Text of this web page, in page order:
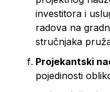
investitora i
radova na
stručnjaka
Projekantski
pojedinosti